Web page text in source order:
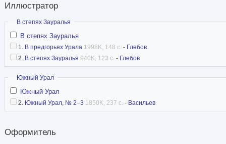
Иллюстратор
Скрыть
В степях Зауралья
В степях Зауралья
1. В предгорьях Урала 1998K, 148 с. - Глебов
2. В степях Зауралья 940K, 123 с. - Глебов
Скрыть
Южный Урал
Южный Урал
2. Южный Урал, № 2–3 1850K, 237 с. - Васильев
Оформитель